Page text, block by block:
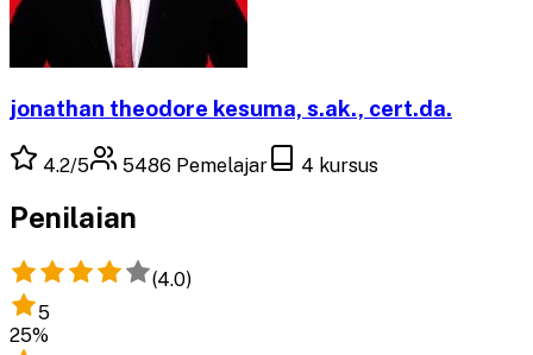
jonathan theodore kesuma, s.ak., cert.da.
4.2/5 5486 Pemelajar 4 kursus
Penilaian
(4.0)
5
25%